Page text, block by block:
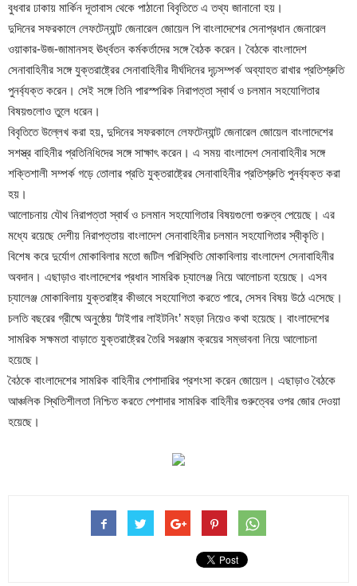
বুধবার ঢাকায় মার্কিন দূতাবাস থেকে পাঠানো বিবৃতিতে এ তথ্য জানানো হয়।
দুদিনের সফরকালে লেফটেন্যান্ট জেনারেল জোয়েল পি বাংলাদেশের সেনাপ্রধান জেনারেল
ওয়াকার-উজ-জামানসহ ঊর্ধ্বতন কর্মকর্তাদের সঙ্গে বৈঠক করেন। বৈঠকে বাংলাদেশ
সেনাবাহিনীর সঙ্গে যুক্তরাষ্ট্রের সেনাবাহিনীর দীর্ঘদিনের দৃঢ়সম্পর্ক অব্যাহত রাখার প্রতিশ্রুতি
পুনর্ব্যক্ত করেন। সেই সঙ্গে তিনি পারস্পরিক নিরাপত্তা স্বার্থ ও চলমান সহযোগিতার
বিষয়গুলোও তুলে ধরেন।
বিবৃতিতে উল্লে­খ করা হয়, দুদিনের সফরকালে লেফটেন্যান্ট জেনারেল জোয়েল বাংলাদেশের
সশস্ত্র বাহিনীর প্রতিনিধিদের সঙ্গে সাক্ষাৎ করেন। এ সময় বাংলাদেশ সেনাবাহিনীর সঙ্গে
শক্তিশালী সম্পর্ক গড়ে তোলার প্রতি যুক্তরাষ্ট্রের সেনাবাহিনীর প্রতিশ্রুতি পুনর্ব্যক্ত করা
হয়।
আলোচনায় যৌথ নিরাপত্তা স্বার্থ ও চলমান সহযোগিতার বিষয়গুলো গুরুত্ব পেয়েছে। এর
মধ্যে রয়েছে দেশীয় নিরাপত্তায় বাংলাদেশ সেনাবাহিনীর চলমান সহযোগিতার স্বীকৃতি।
বিশেষ করে দুর্যোগ মোকাবিলার মতো জটিল পরিস্থিতি মোকাবিলায় বাংলাদেশ সেনাবাহিনীর
অবদান। এছাড়াও বাংলাদেশের প্রধান সামরিক চ্যালেঞ্জ নিয়ে আলোচনা হয়েছে। এসব
চ্যালেঞ্জ মোকাবিলায় যুক্তরাষ্ট্র কীভাবে সহযোগিতা করতে পারে, সেসব বিষয় উঠে এসেছে।
চলতি বছরের গ্রীষ্মে অনুষ্ঠেয় ‘টাইগার লাইটনিং’ মহড়া নিয়েও কথা হয়েছে। বাংলাদেশের
সামরিক সক্ষমতা বাড়াতে যুক্তরাষ্ট্রের তৈরি সরঞ্জাম ক্রয়ের সম্ভাবনা নিয়ে আলোচনা
হয়েছে।
বৈঠকে বাংলাদেশের সামরিক বাহিনীর পেশাদারির প্রশংসা করেন জোয়েল। এছাড়াও বৈঠকে
আঞ্চলিক স্থিতিশীলতা নিশ্চিত করতে পেশাদার সামরিক বাহিনীর গুরুত্বের ওপর জোর দেওয়া
হয়েছে।